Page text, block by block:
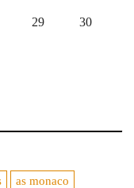
29 30
as monaco